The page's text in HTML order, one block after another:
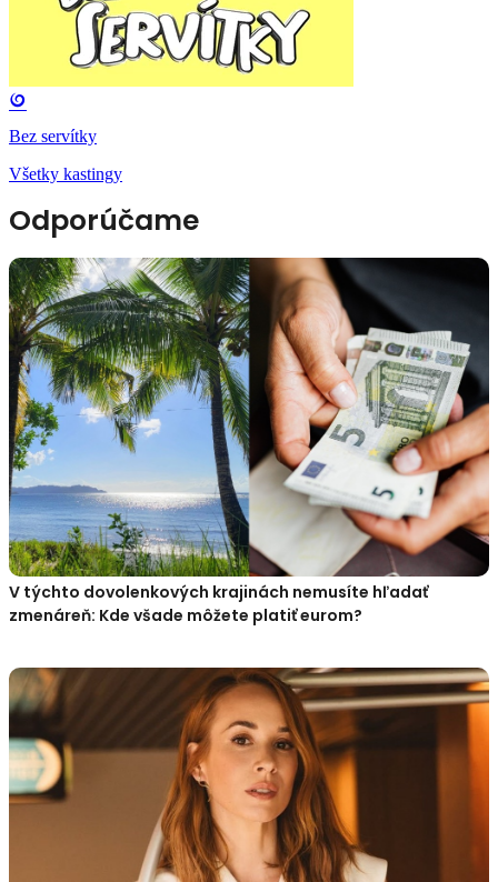
Bez servítky
Všetky kastingy
Odporúčame
V týchto dovolenkových krajinách nemusíte hľadať
zmenáreň: Kde všade môžete platiť eurom?